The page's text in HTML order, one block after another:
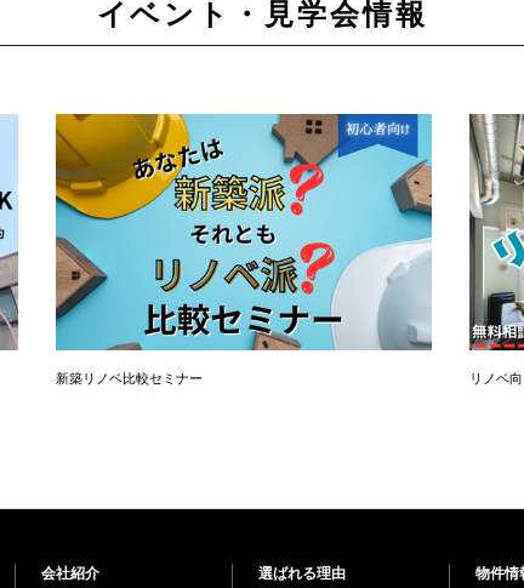
イベント・見学会情報
新築リノベ比較セミナー リノベ
会社紹介 選ばれる理由 物件情